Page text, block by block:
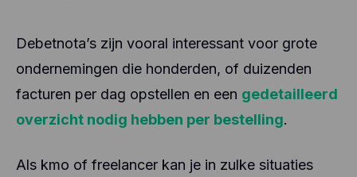
Debetnota’s zijn vooral interessant voor grote
ondernemingen die honderden, of duizenden
facturen per dag opstellen en een gedetailleerd
overzicht nodig hebben per bestelling.
Als kmo of freelancer kan je in zulke situaties